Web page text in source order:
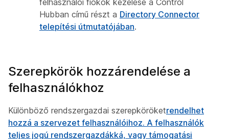
felhasználói fiókok kezelése a Control
Hubban című részt a Directory Connector
telepítési útmutatójában.
Szerepkörök hozzárendelése a
felhasználókhoz
Különböző rendszergazdai szerepköröketrendelhet
hozzá a szervezet felhasználóihoz. A felhasználók
teljes jogú rendszergazdákká, vagy támogatási